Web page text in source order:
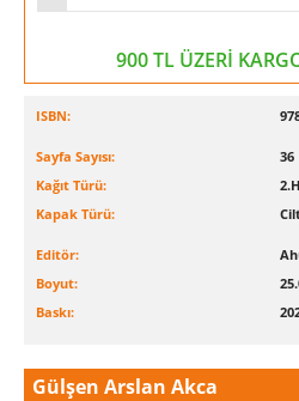
900 TL ÜZERİ
ISBN:
Sayfa Sayısı:
36
Kağıt Türü:
Kapak Türü:
Editör:
Boyut:
Baskı:
Gülşen Arslan Akca